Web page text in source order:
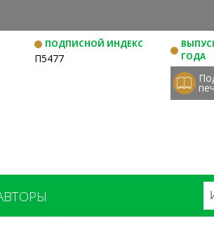
основномуПОДПИСНОЙ ИНДЕКС
П5477
ГОДА